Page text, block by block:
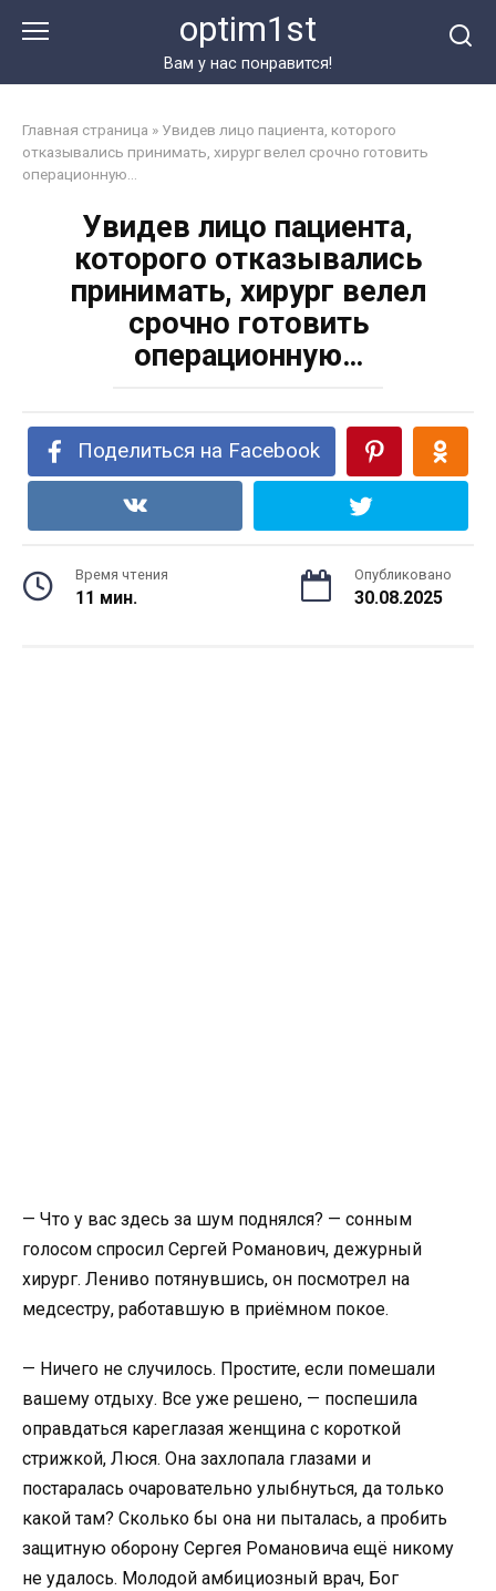
optim1st
Вам у нас понравится!
Главная страница » Увидев лицо пациента, которого
отказывались принимать, хирург велел срочно готовить
операционную…
Увидев лицо пациента,
которого отказывались
принимать, хирург велел
срочно готовить
операционную…
Поделиться на Facebook
Время чтения
11 мин.
Опубликовано
30.08.2025
— Что у вас здесь за шум поднялся? — сонным
голосом спросил Сергей Романович, дежурный
хирург. Лениво потянувшись, он посмотрел на
медсестру, работавшую в приёмном покое.
— Ничего не случилось. Простите, если помешали
вашему отдыху. Все уже решено, — поспешила
оправдаться кареглазая женщина с короткой
стрижкой, Люся. Она захлопала глазами и
постаралась очаровательно улыбнуться, да только
какой там? Сколько бы она ни пыталась, а пробить
защитную оборону Сергея Романовича ещё никому
не удалось. Молодой амбициозный врач, Бог